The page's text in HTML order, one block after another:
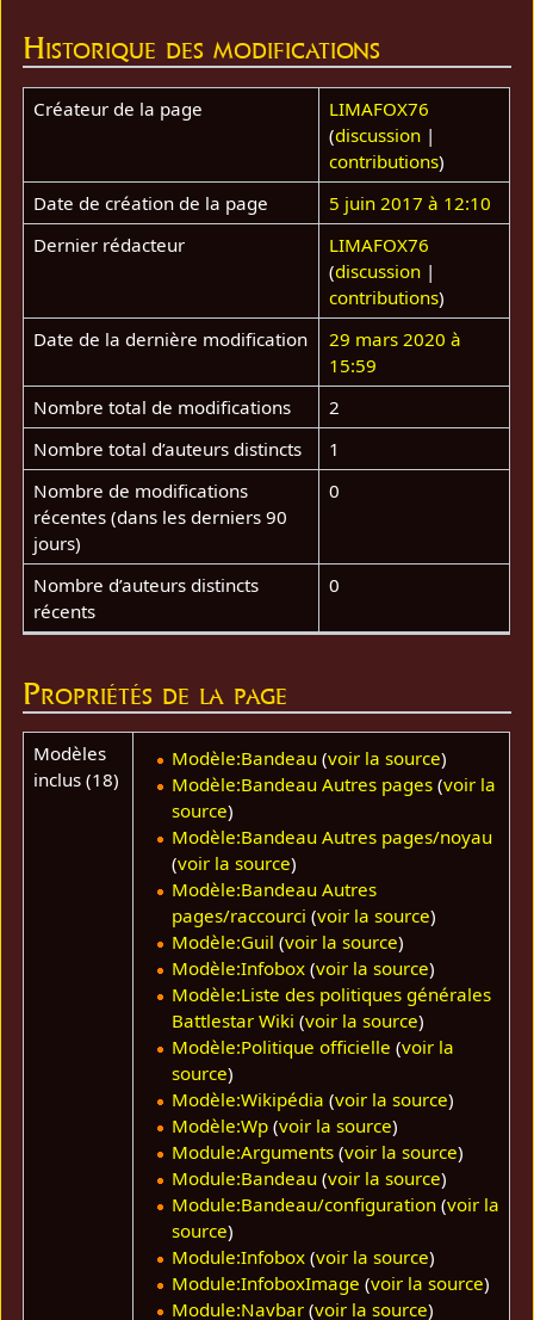
Historique des modifications
Créateur de la page
LIMAFOX76
(discussion|
contributions)
Date de création de la page
5 juin 2017 à 12:10
Dernier rédacteur
LIMAFOX76
(discussion|
contributions)
Date de la dernière modification
29 mars 2020 à
15:59
Nombre total de modifications
2
Nombre total d’auteurs distincts
1
Nombre de modifications
récentes (dans les derniers 90
jours)
0
Nombre d’auteurs distincts
récents
0
Propriétés de la page
Modèles
inclus (18)
Modèle:Bandeau (voir la source)
Modèle:Bandeau Autres pages (voir la
source)
Modèle:Bandeau Autres pages/noyau
(voir la source)
Modèle:Bandeau Autres
pages/raccourci (voir la source)
Modèle:Guil (voir la source)
Modèle:Infobox (voir la source)
Modèle:Liste des politiques générales
Battlestar Wiki (voir la source)
Modèle:Politique officielle (voir la
source)
Modèle:Wikipédia (voir la source)
Modèle:Wp (voir la source)
Module:Arguments (voir la source)
Module:Bandeau (voir la source)
Module:Bandeau/configuration (voir la
source)
Module:Infobox (voir la source)
Module:InfoboxImage (voir la source)
Module:Navbar (voir la source)